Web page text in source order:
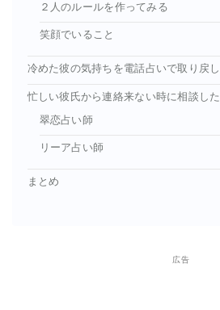
２人のルールを作ってみる
笑顔でいること
冷めた彼の気持ちを電話占いで取り戻
忙しい彼氏から連絡来ない時に相談し
翠恋占い師
リーア占い師
まとめ
広告